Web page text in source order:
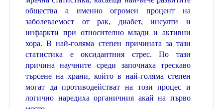
общества а именно огромен процент на
заболеваемост от рак, диабет, инсулти и
инфаркти при относително млади и активни
хора. В най-голяма степен причината за тази
статистика е оксидантния стрес.По тази
причина научните среди започнаха трескаво
търсене на храни, който в най-голяма степен
могат да противодействат на този процес и
логично наредиха органичния акай на първо